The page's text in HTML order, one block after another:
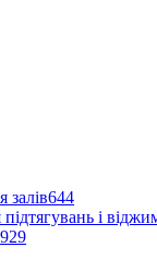
залів644
і
929